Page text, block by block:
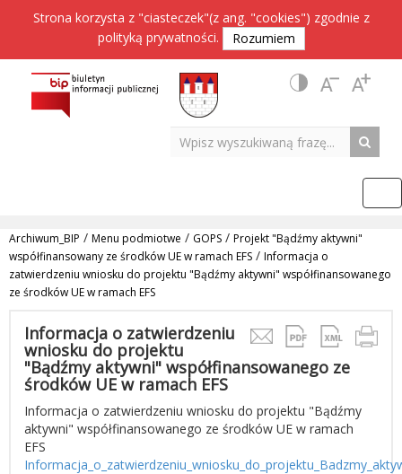
Strona korzysta z "ciasteczek"(z ang. "cookies") zgodnie z
polityką prywatności. Rozumiem
Archiwum_BIP / Menu podmiotwe / GOPS / Projekt "Bądźmy aktywni"
współfinansowany ze środków UE w ramach EFS / Informacja o
zatwierdzeniu wniosku do projektu "Bądźmy aktywni" współfinansowanego
ze środków UE w ramach EFS
Informacja o zatwierdzeniu
wniosku do projektu
"Bądźmy aktywni" współfinansowanego ze
środków UE w ramach EFS
Informacja o zatwierdzeniu wniosku do projektu "Bądźmy
aktywni" współfinansowanego ze środków UE w ramach
EFS